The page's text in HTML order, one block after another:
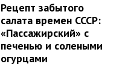
Рецепт забытого
салата времен СССР:
«Пассажирский» с
печенью и солеными
огурцами